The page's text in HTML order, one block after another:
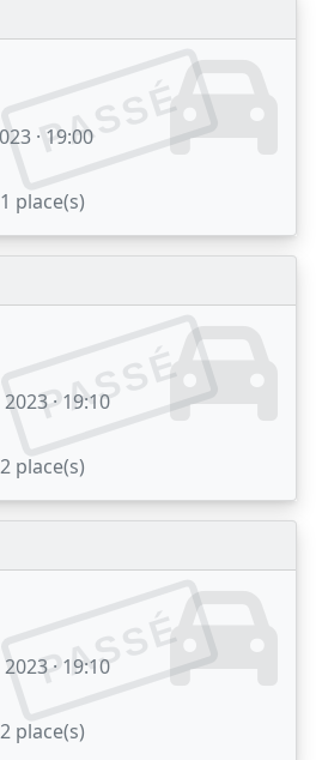
PASSÉ
· 19:00
1 place(s)
PASSÉ
· 19:10
2 place(s)
PASSÉ
· 19:10
2 place(s)